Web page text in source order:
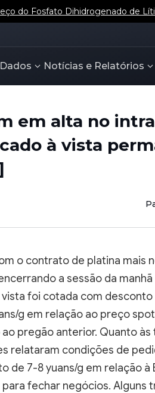
do Fosfato Dihidrogenado de
Notícias e Relatórios
em alta no
à vista
o contrato de platina mais
a sessão da
vista foi cotada com
g em relação ao preço spot
pregão anterior. Quanto
relataram condições de
de 7-8 yuans/g em relação à
fechar negócios. Alguns